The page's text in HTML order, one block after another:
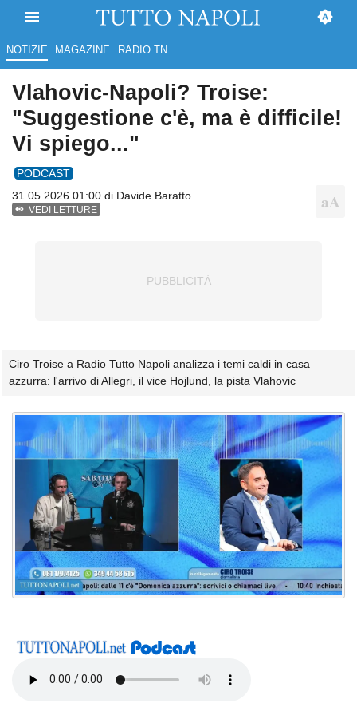
NOTIZIE MAGAZINE RADIO TN
Vlahovic-Napoli? Troise:
"Suggestione c'è, ma è difficile!
Vi spiego..."
PODCAST
31.05.2026 01:00 di Davide Baratto
VEDI LETTURE
Ciro Troise a Radio Tutto Napoli analizza i temi caldi in casa
azzurra: l'arrivo di Allegri, il vice Hojlund, la pista Vlahovic